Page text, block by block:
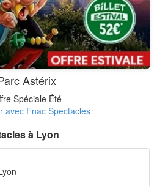
Astérix
Spéciale Été
avec Fnac Spectacles
à Lyon